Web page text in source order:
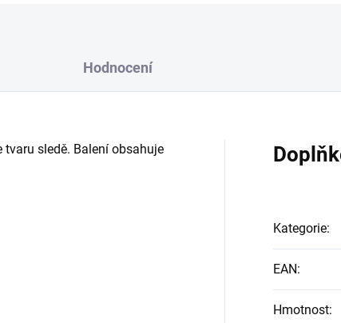
Hodnocení
sledě. Balení obsahuje
Kategorie:
EAN:
Hmotnost: